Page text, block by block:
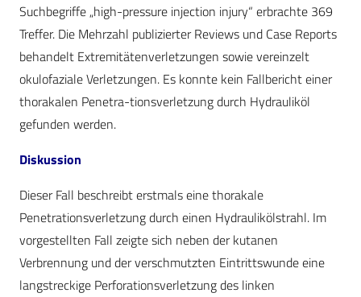
Suchbegriffe „high-pressure injection injury“ erbrachte 369
Treffer. Die Mehrzahl publizierter Reviews und Case Reports
behandelt Extremitätenverletzungen sowie vereinzelt
okulofaziale Verletzungen. Es konnte kein Fallbericht einer
thorakalen Penetra-tionsverletzung durch Hydrauliköl
gefunden werden.
Diskussion
Dieser Fall beschreibt erstmals eine thorakale
Penetrationsverletzung durch einen Hydraulikölstrahl. Im
vorgestellten Fall zeigte sich neben der kutanen
Verbrennung und der verschmutzten Eintrittswunde eine
langstreckige Perforationsverletzung des linken